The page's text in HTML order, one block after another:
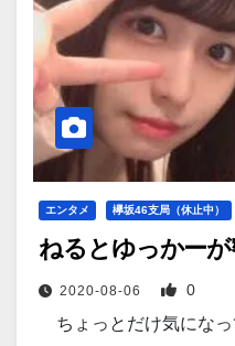
エンタメ 欅坂46支局（休止中）
ねるとゆっかーが
2020-08-06 0
ちょっとだけ気にな